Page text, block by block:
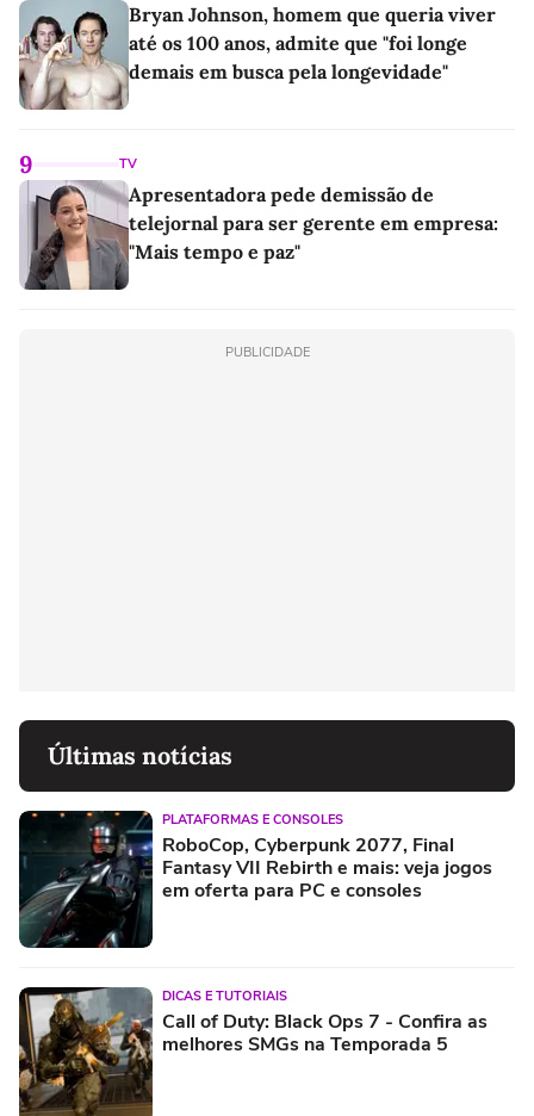
Bryan Johnson, homem que queria viver
até os 100 anos, admite que "foi longe
demais em busca pela longevidade"
9 TV
Apresentadora pede demissão de
telejornal para ser gerente em empresa:
"Mais tempo e paz"
PUBLICIDADE
Últimas notícias
PLATAFORMAS E CONSOLES
RoboCop, Cyberpunk 2077, Final
Fantasy VII Rebirth e mais: veja jogos
em oferta para PC e consoles
DICAS E TUTORIAIS
Call of Duty: Black Ops 7 - Confira as
melhores SMGs na Temporada 5